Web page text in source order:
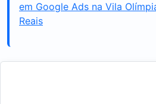
em Google Ads na Vila
Reais